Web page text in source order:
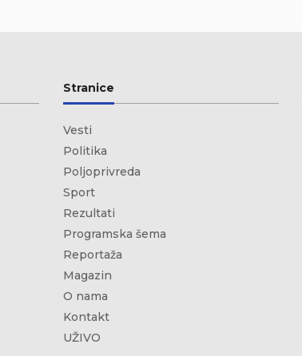
Stranice
Vesti
Politika
Poljoprivreda
Sport
Rezultati
Programska šema
Reportaža
Magazin
O nama
Kontakt
UŽIVO